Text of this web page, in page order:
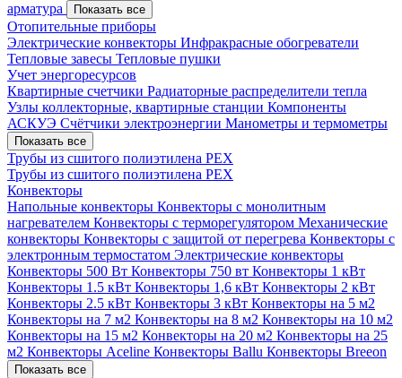
арматура
Показать все
Отопительные приборы
Электрические конвекторы Инфракрасные обогреватели
Тепловые завесы Тепловые пушки
Учет энергоресурсов
Квартирные счетчики Радиаторные распределители тепла
Узлы коллекторные, квартирные станции Компоненты
АСКУЭ Счётчики электроэнергии Манометры и термометры
Показать все
Трубы из сшитого полиэтилена PEX
Трубы из сшитого полиэтилена PEX
Конвекторы
Напольные конвекторы Конвекторы с монолитным
нагревателем Конвекторы с терморегулятором Механические
конвекторы Конвекторы с защитой от перегрева Конвекторы с
электронным термостатом Электрические конвекторы
Конвекторы 500 Вт Конвекторы 750 вт Конвекторы 1 кВт
Конвекторы 1.5 кВт Конвекторы 1,6 кВт Конвекторы 2 кВт
Конвекторы 2.5 кВт Конвекторы 3 кВт Конвекторы на 5 м2
Конвекторы на 7 м2 Конвекторы на 8 м2 Конвекторы на 10 м2
Конвекторы на 15 м2 Конвекторы на 20 м2 Конвекторы на 25
м2 Конвекторы Aceline Конвекторы Ballu Конвекторы Breeon
Показать все